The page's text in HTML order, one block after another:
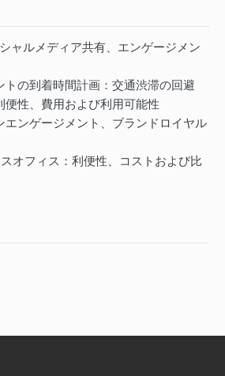
ャルメディア共有、エンゲージメン
トの到着時間計画：交通渋滞の回避
便性、費用および利用可能性
エンゲージメント、ブランドロイヤル
オフィス：利便性、コストおよび比